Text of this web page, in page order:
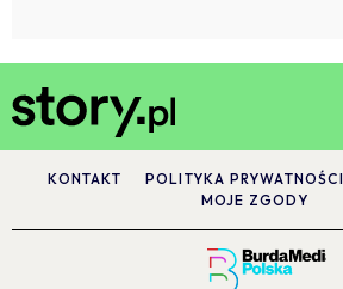
KONTAKT POLITYKA PRYWATNOŚCI
MOJE ZGODY